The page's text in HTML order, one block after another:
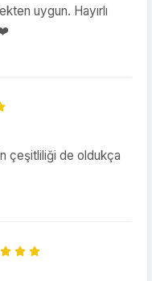
uygun. Hayırlı
çeşitliliği de oldukça